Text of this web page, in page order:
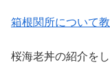
箱根関所について
桜海老丼の紹介を